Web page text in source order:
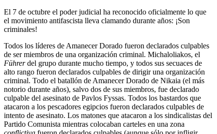
El 7 de octubre el poder judicial ha reconocido oficialmente lo que
el movimiento antifascista lleva clamando durante años: ¡Son
criminales!
Todos los líderes de Amanecer Dorado fueron declarados culpables
de ser miembros de una organización criminal. Michaloliakos, el
Führerdel grupo durante mucho tiempo, y todos sus secuaces de
alto rango fueron declarados culpables de dirigir una organización
criminal. Todo el batallón de Amanecer Dorado de Nikaia (el más
notorio durante años), salvo dos de sus miembros, fue declarado
culpable del asesinato de Pavlos Fyssas. Todos los bastardos que
atacaron a los pescadores egipcios fueron declarados culpables de
intento de asesinato. Los matones que atacaron a los sindicalistas del
Partido Comunista mientras colocaban carteles en una zona